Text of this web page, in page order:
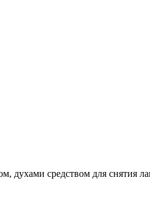
духами средством для снятия